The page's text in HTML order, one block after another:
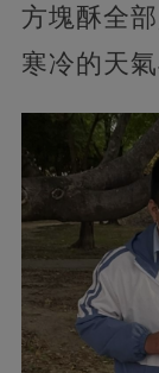
方塊酥全
寒冷的天